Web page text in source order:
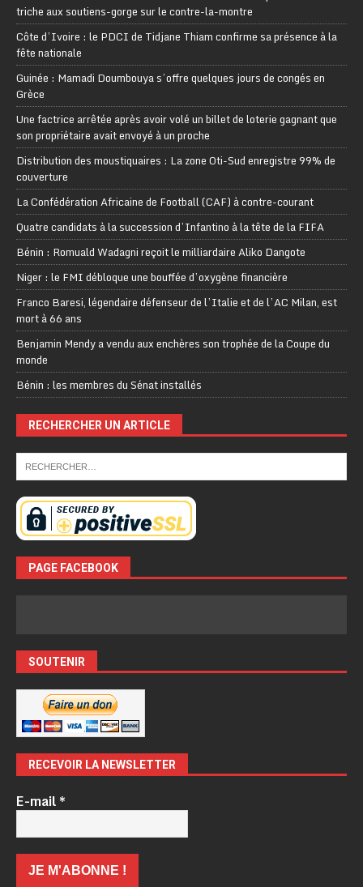
triche aux soutiens-gorge sur le contre-la-montre
Côte d’Ivoire : le PDCI de Tidjane Thiam confirme sa présence à la
fête nationale
Guinée : Mamadi Doumbouya s’offre quelques jours de congés en
Grèce
Une factrice arrêtée après avoir volé un billet de loterie gagnant que
son propriétaire avait envoyé à un proche
Distribution des moustiquaires : La zone Oti-Sud enregistre 99% de
couverture
La Confédération Africaine de Football (CAF) à contre-courant
Quatre candidats à la succession d’Infantino à la tête de la FIFA
Bénin : Romuald Wadagni reçoit le milliardaire Aliko Dangote
Niger : le FMI débloque une bouffée d’oxygène financière
Franco Baresi, légendaire défenseur de l’Italie et de l’AC Milan, est
mort à 66 ans
Benjamin Mendy a vendu aux enchères son trophée de la Coupe du
monde
Bénin : les membres du Sénat installés
RECHERCHER UN ARTICLE
PAGE FACEBOOK
SOUTENIR
RECEVOIR LA NEWSLETTER
E-mail*